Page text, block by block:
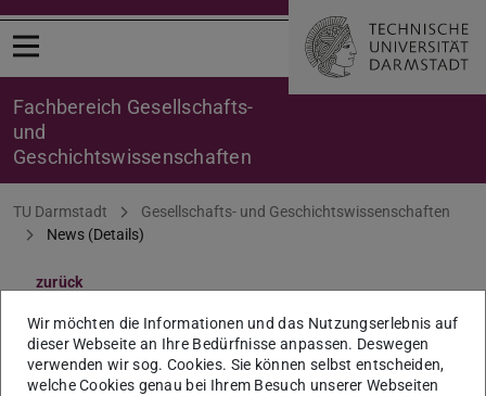
Menü öffnen
Fachbereich Gesellschafts-
und
Geschichtswissenschaften
Sie befinden sich hier:
TU Darmstadt
Gesellschafts- und Geschichtswissenschaften
News (Details)
zurück
QSL-Mittel-Kommission:
Sitzung am 18. Januar 2024
Wir möchten die Informationen und das Nutzungserlebnis auf
dieser Webseite an Ihre Bedürfnisse anpassen. Deswegen
verwenden wir sog. Cookies. Sie können selbst entscheiden,
welche Cookies genau bei Ihrem Besuch unserer Webseiten